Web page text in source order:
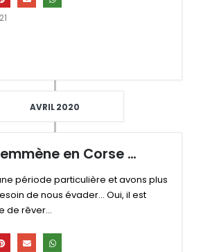
AVRIL 2020
en Corse …
période particulière et avons plus
de nous évader... Oui, il est
de rêver...